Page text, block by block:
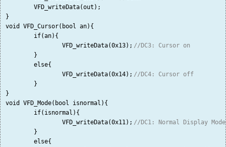
}
void VFD_Cursor(bool an){
		VFD_writeData(0x13);
//DC3: Cursor on
		VFD_writeData(0x14);
//DC4: Cursor off
}
void VFD_Mode(bool isnormal){
		VFD_writeData(0x11);
//DC1: Normal Display Mode